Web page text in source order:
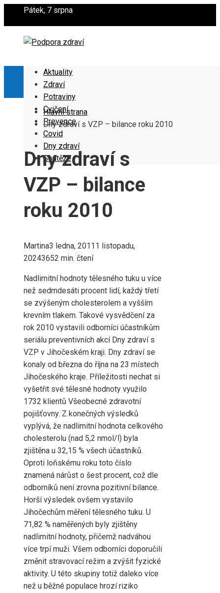
Pátek, 7 srpna
Aktuality
Zdraví
Potraviny
Cvičení
Prevence
Covid
Dny zdraví
Soutěže
Hlavní strana
Dny zdraví s VZP – bilance roku 2010
Dny zdraví s
VZP – bilance
roku 2010
Martina3 ledna, 2011 1 listopadu,
20243652 min. čtení
Nadlimitní hodnoty tělesného tuku u více
než sedmdesáti procent lidí, každý třetí
se zvýšeným cholesterolem a vyšším
krevním tlakem. Takové vysvědčení za
rok 2010 vystavili odborníci účastníkům
seriálu preventivních akcí Dny zdraví s
VZP v Jihočeském kraji. Dny zdraví se
konaly od března do října na 23 místech
Jihočeského kraje. Příležitosti nechat si
vyšetřit své tělesné hodnoty využilo
1732 klientů Všeobecné zdravotní
pojišťovny. Z konečných výsledků
vyplývá, že nadlimitní hodnota celkového
cholesterolu (nad 5,2 nmol/l) byla
zjištěna u 32,15 % všech účastníků.
Oproti loňskému roku toto číslo
znamená nárůst o šest procent, což dle
odborníků není zrovna pozitivní bilance.
Horší výsledek ovšem vystavilo
Jihočechům měření tělesného tuku. U
71,82 % naměřených byly zjištěny
nadlimitní hodnoty, přičemž nadváhou
více trpí muži. Všem odborníci doporučili
změnit stravovací režim a zvýšit fyzické
aktivity. U této skupiny totiž daleko více
než u běžné populace hrozí riziko